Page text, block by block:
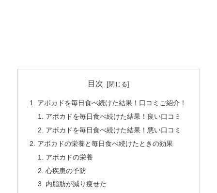
目次
アボカドを毎日食べ続けた結果！口コミご紹介！
アボカドを毎日食べ続けた結果！良い口コミ
アボカドを毎日食べ続けた結果！悪い口コミ
アボカドの栄養と毎日食べ続けたときの効果
アボカドの栄養
心疾患の予防
内脂肪が減り痩せた